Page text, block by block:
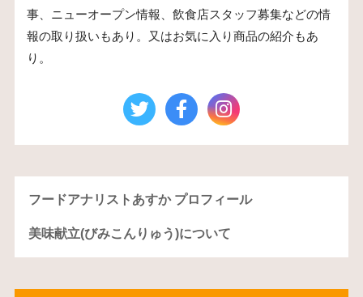
事、ニューオープン情報、飲食店スタッフ募集などの情
報の取り扱いもあり。又はお気に入り商品の紹介もあ
り。
フードアナリストあすか プロフィール
美味献立(びみこんりゅう)について